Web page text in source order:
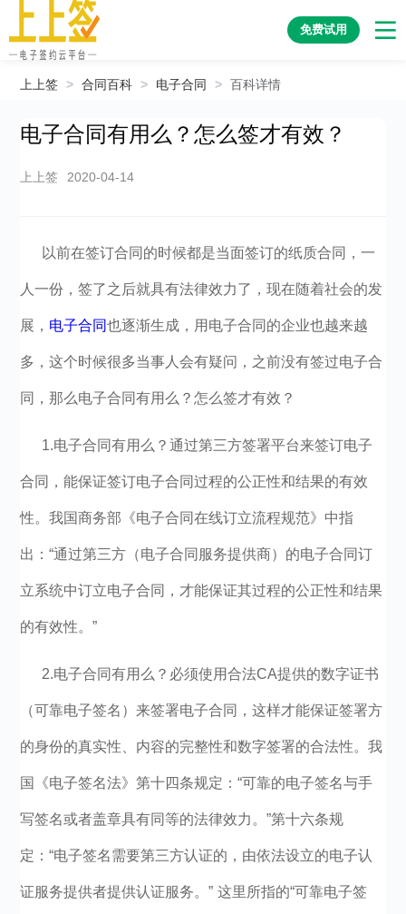
免费试用
上上签 > 合同百科 > 电子合同 > 百科详情
电子合同有用么？怎么签才有效？
上上签 2020-04-14
以前在签订合同的时候都是当面签订的纸质合同，一
人一份，签了之后就具有法律效力了，现在随着社会的发
展， 电子合同也逐渐生成，用电子合同的企业也越来越
多，这个时候很多当事人会有疑问，之前没有签过电子合
同，那么电子合同有用么？怎么签才有效？
1.电子合同有用么？通过第三方签署平台来签订电子
合同，能保证签订电子合同过程的公正性和结果的有效
性。我国商务部《电子合同在线订立流程规范》中指
出：“通过第三方（电子合同服务提供商）的电子合同订
立系统中订立电子合同，才能保证其过程的公正性和结果
的有效性。”
2.电子合同有用么？必须使用合法CA提供的数字证书
（可靠电子签名）来签署电子合同，这样才能保证签署方
的身份的真实性、内容的完整性和数字签署的合法性。我
国《电子签名法》第十四条规定：“可靠的电子签名与手
写签名或者盖章具有同等的法律效力。”第十六条规
定：“电子签名需要第三方认证的，由依法设立的电子认
证服务提供者提供认证服务。” 这里所指的“可靠电子签